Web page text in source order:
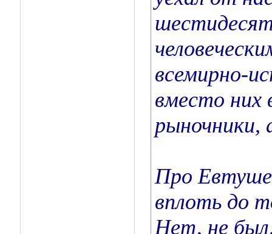
всемирно-
вместо них
рыночники,
Про
вплоть до
Нет, не